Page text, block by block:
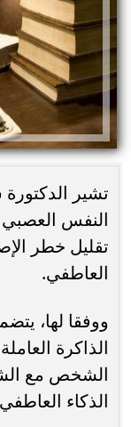
تشير الدكتورة
النفس
تقليل خطر
العاطفي.
ووفقا لها،
الذاكرة
الشخص مع
الذكاء